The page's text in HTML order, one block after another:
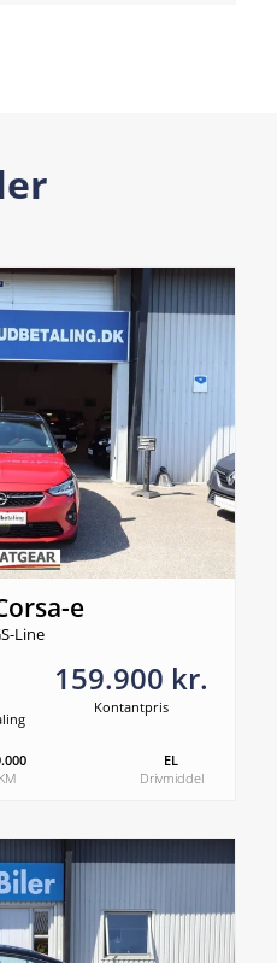
e
Line
159.900 kr.
Kontantpris
KM
EL
Drivmiddel